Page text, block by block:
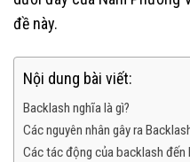
đề này.
Nội dung bài viết:
Backlash nghĩa là gì?
Các nguyên nhân gây ra
Các tác động của backlash đến